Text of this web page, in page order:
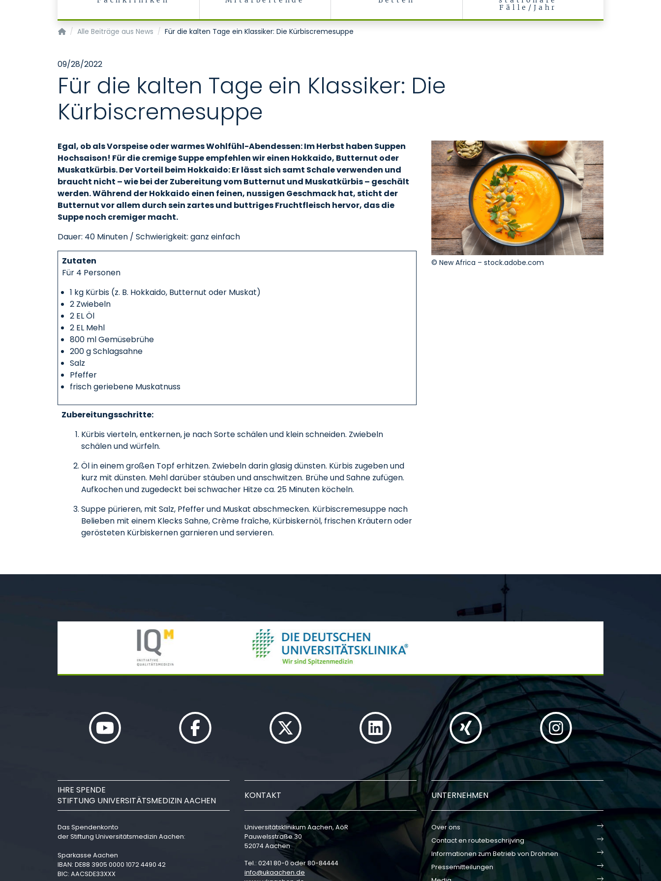
Fälle/Jahr
Medizinische und zahnmedizinische Fachangestellte
Alle Beiträge aus News Für die kalten Tage ein Klassiker: Die Kürbiscremesuppe
09/28/2022
Für die kalten Tage ein Klassiker: Die
Kürbiscremesuppe
Egal, ob als Vorspeise oder warmes Wohlfühl-Abendessen: Im Herbst haben Suppen
Hochsaison! Für die cremige Suppe empfehlen wir einen Hokkaido, Butternut oder
Muskatkürbis. Der Vorteil beim Hokkaido: Er lässt sich samt Schale verwenden und
braucht nicht – wie bei der Zubereitung vom Butternut und Muskatkürbis – geschält
werden. Während der Hokkaido einen feinen, nussigen Geschmack hat, sticht der
Butternut vor allem durch sein zartes und buttriges Fruchtfleisch hervor, das die
Suppe noch cremiger macht.
Dauer: 40 Minuten / Schwierigkeit: ganz einfach
Zutaten
Für 4 Personen
1 kg Kürbis (z. B. Hokkaido, Butternut oder Muskat)
2 Zwiebeln
2 EL Öl
2 EL Mehl
800 ml Gemüsebrühe
200 g Schlagsahne
Salz
Pfeffer
frisch geriebene Muskatnuss
Zubereitungsschritte:
Kürbis vierteln, entkernen, je nach Sorte schälen und klein schneiden. Zwiebeln
schälen und würfeln.
Öl in einem großen Topf erhitzen. Zwiebeln darin glasig dünsten. Kürbis zugeben und
kurz mit dünsten. Mehl darüber stäuben und anschwitzen. Brühe und Sahne zufügen.
Aufkochen und zugedeckt bei schwacher Hitze ca. 25 Minuten köcheln.
Suppe pürieren, mit Salz, Pfeffer und Muskat abschmecken. Kürbiscremesuppe nach
Belieben mit einem Klecks Sahne, Crème fraîche, Kürbiskernöl, frischen Kräutern oder
gerösteten Kürbiskernen garnieren und servieren.
© New Africa – stock.adobe.com
IHRE SPENDE
STIFTUNG UNIVERSITÄTSMEDIZIN AACHEN
Das Spendenkonto
der Stiftung Universitätsmedizin Aachen:
Sparkasse Aachen
IBAN: DE88 3905 0000 1072 4490 42
BIC: AACSDE33XXX
KONTAKT
Universitätsklinikum Aachen, AöR
Pauwelsstraße 30
52074 Aachen
Tel.: 0241 80-0 oder 80-84444
info
ukaachen de
UNTERNEHMEN
Over ons
Contact en routebeschrijving
Informationen zum Betrieb von Drohnen
Pressemitteilungen